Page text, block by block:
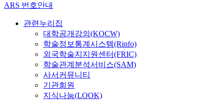
ARS 번호안내
관련누리집
대학공개강의(KOCW)
학술정보통계시스템(Rinfo)
외국학술지지원센터(FRIC)
학술관계분석서비스(SAM)
사서커뮤니티
기관회원
지식나눔(LOOK)